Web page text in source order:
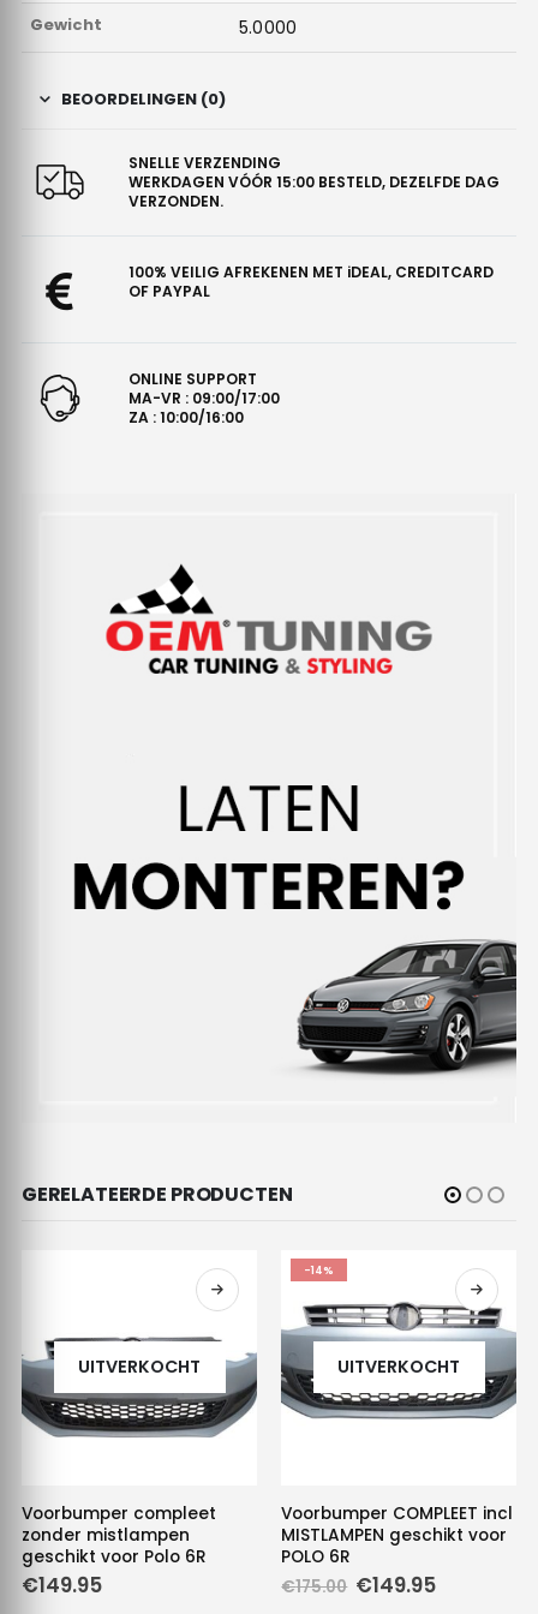
Gewicht 5.0000
BEOORDELINGEN (0)
SNELLE VERZENDING
WERKDAGEN VÓÓR 15:00 BESTELD, DEZELFDE DAG
VERZONDEN.
100% VEILIG AFREKENEN MET iDEAL, CREDITCARD
OF PAYPAL
ONLINE SUPPORT
MA-VR : 09:00/17:00
ZA : 10:00/16:00
GERELATEERDE PRODUCTEN
UITVERKOCHT
Voorbumper compleet
zonder mistlampen
geschikt voor Polo 6R
€149.95
-14%
UITVERKOCHT
Voorbumper COMPLEET incl
MISTLAMPEN geschikt voor
POLO 6R
€175.00 Oorspronkelijke
€149.95Huidige